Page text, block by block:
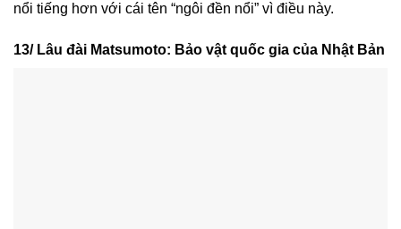
nổi tiếng hơn với cái tên “ngôi đền nổi” vì điều này.
13/ Lâu đài Matsumoto: Bảo vật quốc gia của Nhật Bản